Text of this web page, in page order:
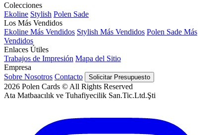
Colecciones
Ekoline Stylish Polen Sade
Los Más Vendidos
Ekoline Más Vendidos Stylish Más Vendidos Polen Sade Más
Vendidos
Enlaces Útiles
Trabajos de Impresión Mapa del Sitio
Empresa
Sobre Nosotros Contacto Solicitar Presupuesto
2026 Polen Cards © All Rights Reserved
Ata Matbaacılık ve Tuhafiyecilik San.Tic.Ltd.Şti